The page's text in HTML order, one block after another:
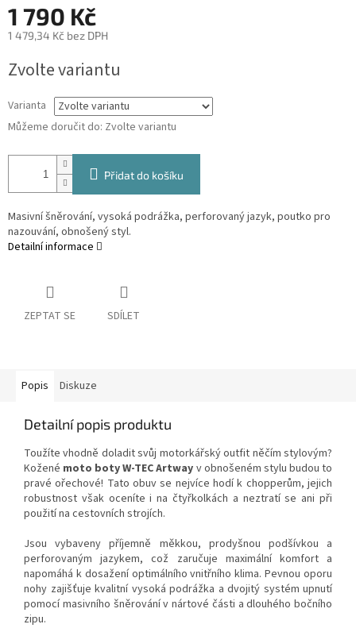
1 790 Kč
1 479,34 Kč bez DPH
cena:
Zvolte variantu
Varianta
Můžeme doručit do: Zvolte variantu
Přidat do košíku
Masivní šněrování, vysoká podrážka, perforovaný jazyk, poutko pro
nazouvání, obnošený styl.
Detailní informace
ZEPTAT SE SDÍLET
Popis Diskuze
Detailní popis produktu
Toužíte vhodně doladit svůj motorkářský outfit něčím stylovým?
Kožené moto boty W-TEC Artway v obnošeném stylu budou to
pravé ořechové! Tato obuv se nejvíce hodí k chopperům, jejich
robustnost však oceníte i na čtyřkolkách a neztratí se ani při
použití na cestovních strojích.
Jsou vybaveny příjemně měkkou, prodyšnou podšívkou a
perforovaným jazykem, což zaručuje maximální komfort a
napomáhá k dosažení optimálního vnitřního klima. Pevnou oporu
nohy zajišťuje kvalitní vysoká podrážka a dvojitý systém upnutí
pomocí masivního šněrování v nártové části a dlouhého bočního
zipu.